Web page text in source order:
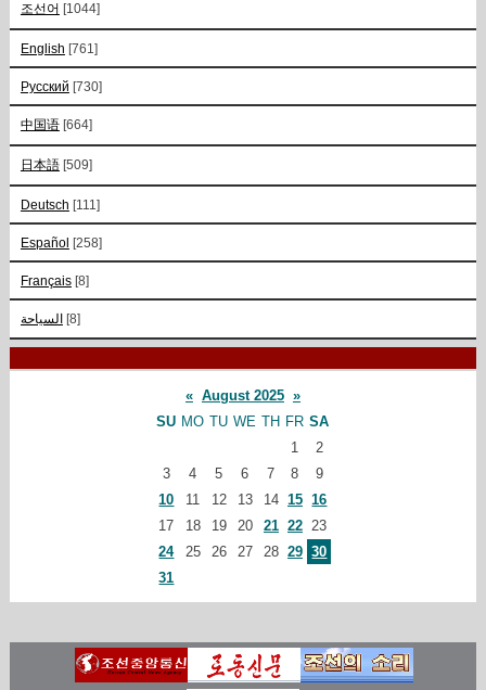
조선어 [1044]
English [761]
Русский [730]
中国语 [664]
日本語 [509]
Deutsch [111]
Español [258]
Français [8]
السياحة [8]
« August 2025 »
SU MO TU WE TH FR SA
1
2
3
4 5 6 7 8
9
10
11 12 13 14 15 16
17
18 19 20 21 22 23
24
25 26 27 28 29 30
31